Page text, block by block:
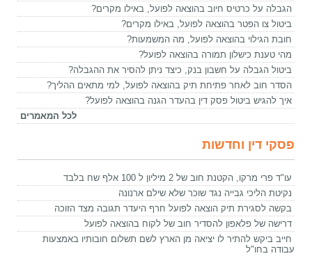
הגבלה על כרטיס חיוב בהוצאה לפועל, באילו מקרים?
ביטול צו הפטר בהוצאה לפועל, באילו מקרים?
חובת הגילוי בהוצאה לפועל, מה המשמעות?
מהי טענת כישלון תמורה בהוצאה לפועל?
ביטול הגבלה על חשבון בנק, כיצד ניתן להסיר את ההגבלה?
הסדר חוב לאחר פתיחת תיק בהוצאה לפועל, למי מתאים ההליך?
איך להגיש ביטול פסק דין בהעדר הגנה בהוצאה לפועל?
לכל המאמרים
פסקי דין וחדשות
עו"ד פרי מרקו, הקטנת חוב של 2 מיליון ל 100 אלף שח בלבד
נקיטת הליכי גבייה נגד שוכר שלא שילם ארנונה
בקשה לסגירת תיק הוצאה לפועל חרף היעדר תגובה מצד הזוכה
דרישה של פלאפון להסדיר חוב של לקוח בהוצאה לפועל
חייב ביקש להתיר לו יציאה מן הארץ לשם תשלום חובותיו באמצעות
עבודה בחו"ל